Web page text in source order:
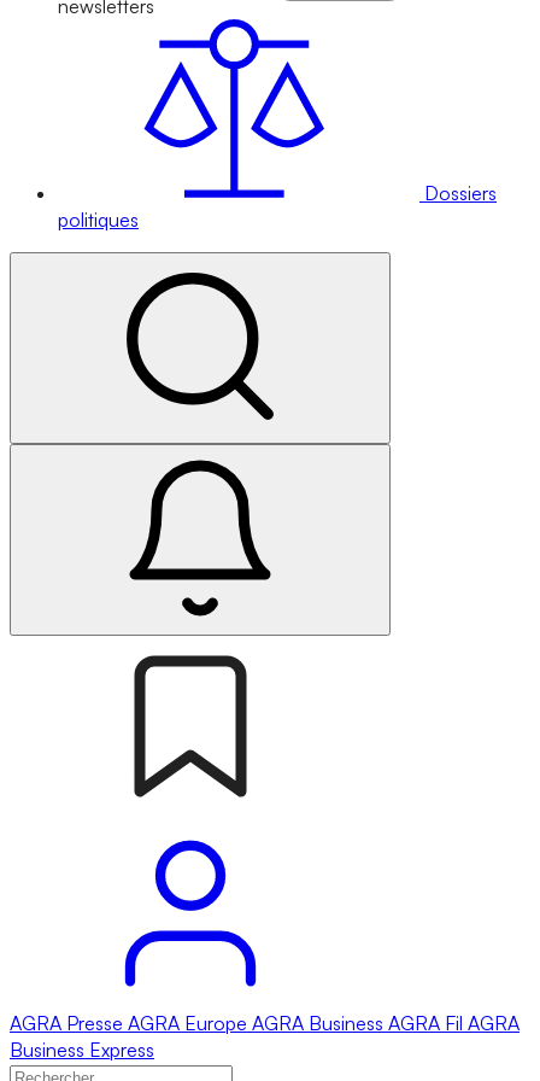
newsletters
Dossiers
politiques
AGRA Presse AGRA Europe AGRA Business AGRA Fil AGRA
Business Express